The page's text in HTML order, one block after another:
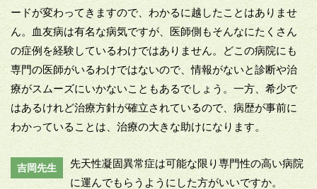
ードが変わってきますので、わかるに越したことはありませ
ん。血友病は有名な病気ですが、医師側もそんなにたくさん
の症例を経験しているわけではありません。どこの病院にも
専門の医師がいるわけではないので、情報がないと診断や治
療がスムーズにいかないこともあるでしょう。一方、希少で
はあるけれど治療方針が確立されているので、病歴が事前に
わかっていることは、治療の大きな助けになります。
吉岡先生
先天性凝固異常症は可能な限り専門性の高い病院
に運んでもらうようにした方がいいですか。